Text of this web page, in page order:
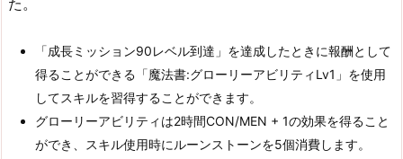
「成長ミッション90レベル到達」を達成したときに報酬として
得ることができる「魔法書:グローリーアビリティLv1」を使用
してスキルを習得することができます。
グローリーアビリティは2時間CON/MEN + 1の効果を得ること
ができ、スキル使用時にルーンストーンを5個消費​します。